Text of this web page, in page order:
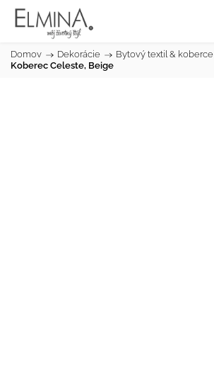
Domov / Dekorácie / Bytový textil & koberce
Koberec Celeste, Beige